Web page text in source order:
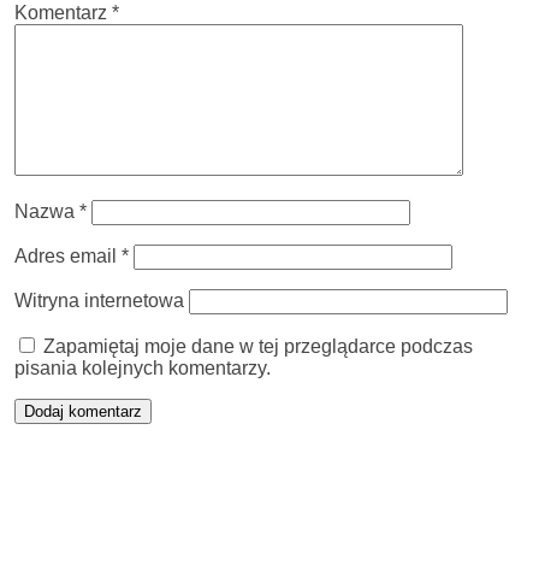
Komentarz *
Nazwa *
Adres email *
Witryna internetowa
Zapamiętaj moje dane w tej przeglądarce podczas
pisania kolejnych komentarzy.